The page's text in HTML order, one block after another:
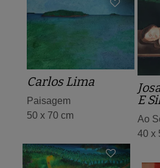
E
Ao
40 x
Carlos Lima
Paisagem
50 x 70 cm